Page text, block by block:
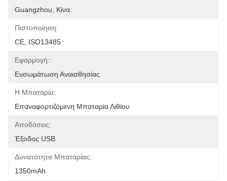
Guangzhou, Κίνα
Πιστοποίηση:
CE, ISO13485
Εφαρμογή::
Ενσωμάτωση Αναισθησίας
Η Μπαταρία:
Επαναφορτιζόμενη Μπαταρία Λιθίου
Αποδόσεις:
Έξοδος USB
Δυνατότητα Μπαταρίας:
1350mAh